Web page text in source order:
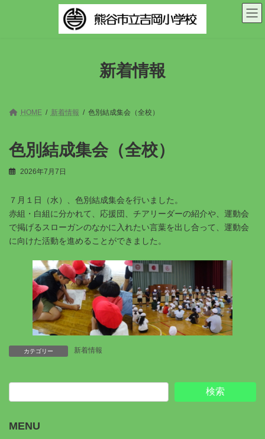
新着情報
HOME 新着情報 色別結成集会（全校）
色別結成集会（全校）
2026年7月7日
７月１日（水）、色別結成集会を行いました。
赤組・白組に分かれて、応援団、チアリーダーの紹介や、運動会
で掲げるスローガンのなかに入れたい言葉を出し合って、運動会
に向けた活動を進めることができました。
カテゴリー 新着情報
検索
MENU